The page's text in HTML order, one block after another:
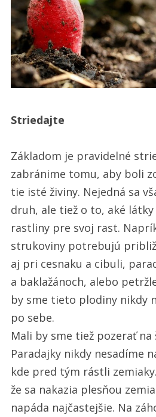
Striedajte
Základom je pravidelné
zabránime tomu, aby boli
tie isté živiny. Nejedná sa
druh, ale tiež o to, aké
rastliny pre svoj rast.
strukoviny potrebujú
aj pri cesnaku a cibuli,
a baklažánoch, alebo
by sme tieto plodiny nikdy
po sebe.
Mali by sme tiež pozerať na
Paradajky nikdy nesadíme
kde pred tým rástli
že sa nakazia plesňou
napáda najčastejšie. Na